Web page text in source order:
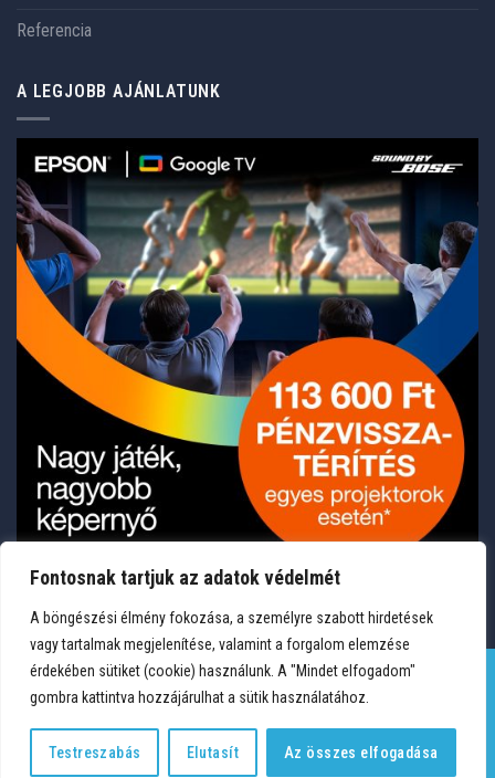
Fontosnak tartjuk az adatok védelmét
A böngészési élmény fokozása, a személyre szabott hirdetések
vagy tartalmak megjelenítése, valamint a forgalom elemzése
érdekében sütiket (cookie) használunk. A "Mindet elfogadom"
gombra kattintva hozzájárulhat a sütik használatához.
Testreszabás Elutasít Az összes elfogadása
Referencia
A LEGJOBB AJÁNLATUNK
Copyright 2026 © Medium Hungary Kft. Minden jog fenntartva.